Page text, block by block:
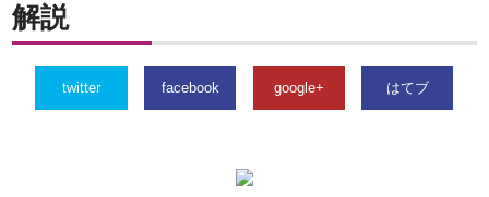
解説
twitter facebook google+ はてブ